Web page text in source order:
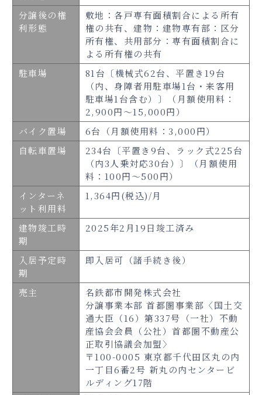
分譲後の権
利形態
敷地：各戸専有面積割合による所有
権の共有、建物：建物専有部：区分
所有権、共用部分：専有面積割合に
よる所有権の共有
駐車場
81台〔機械式62台、平置き19台
（内、身障者用駐車場1台・来客用
駐車場1台含む）〕（月額使用料：
2,900円～15,000円）
バイク置場
6台（月額使用料：3,000円）
自転車置場
234台〔平置き9台、ラック式225台
（内3人乗対応30台）〕（月額使用
料：100円～500円）
インターネ
ット利用料
1,364円(税込)/月
建物竣工時
期
2025年2月19日竣工済み
入居予定時
期
即入居可（諸手続き後）
売主
名鉄都市開発株式会社
分譲事業本部 首都圏事業部〈国土交
通大臣（16）第337号（一社）不動
産協会会員（公社）首都圏不動産公
正取引協議会加盟〉
〒100-0005 東京都千代田区丸の内
一丁目6番2号 新丸の内センタービ
ルディング17階